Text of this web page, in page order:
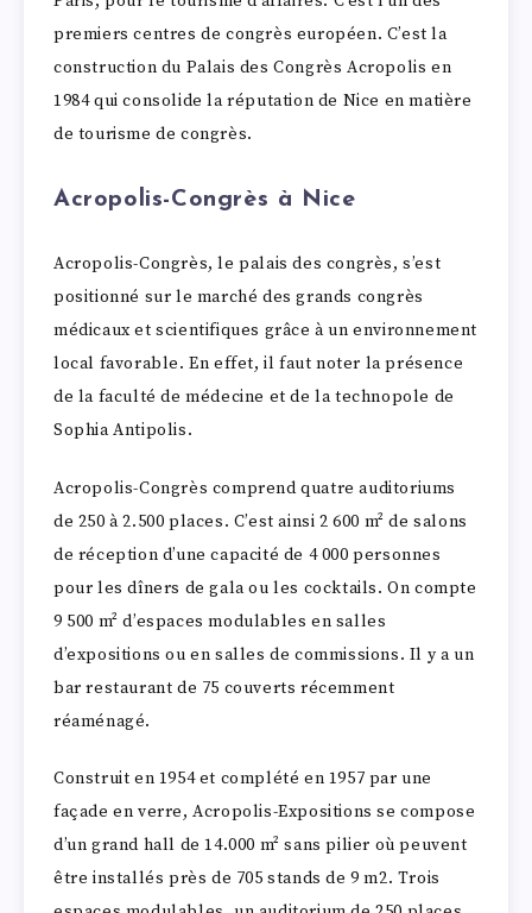
premiers centres de congrès européen. C’est la
construction du Palais des Congrès Acropolis en
1984 qui consolide la réputation de Nice en matière
de tourisme de congrès.
Acropolis-Congrès à Nice
Acropolis-Congrès, le palais des congrès, s’est
positionné sur le marché des grands congrès
médicaux et scientifiques grâce à un environnement
local favorable. En effet, il faut noter la présence
de la faculté de médecine et de la technopole de
Sophia Antipolis.
Acropolis-Congrès comprend quatre auditoriums
de 250 à 2.500 places. C’est ainsi 2 600 m² de salons
de réception d’une capacité de 4 000 personnes
pour les dîners de gala ou les cocktails. On compte
9 500 m² d’espaces modulables en salles
d’expositions ou en salles de commissions. Il y a un
bar restaurant de 75 couverts récemment
réaménagé.
Construit en 1954 et complété en 1957 par une
façade en verre, Acropolis-Expositions se compose
d’un grand hall de 14.000 m² sans pilier où peuvent
être installés près de 705 stands de 9 m2. Trois